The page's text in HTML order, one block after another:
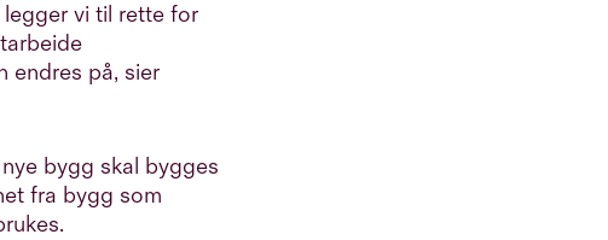
vi til rette for
endres på, sier
bygg skal bygges
fra bygg som